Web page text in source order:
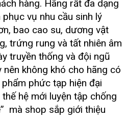
bán
hàngsử
dụng
. Hãng nhanh
nhất
rất đa dạng
phản
hồi
phục vụ nhu cầu sinh lý
cao
cấp
, bao cao sukhách
hàng
, dương vật
ở
đâu
, trứng rung trung
tâm
và tất nhiên âm
truyền thống báo
giá
và đội ngũ
nên không khó cho hãng có
phức tạp hiện đại
hệ mới luyện tập chống
đã
mà shop sắp giới thiệu